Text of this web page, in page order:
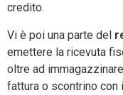
credito.
Vi è poi una parte del
emettere la ricevuta
oltre ad
fattura o scontrino